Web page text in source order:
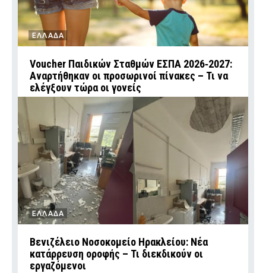
ΕΛΛΑΔΑ
Voucher Παιδικών Σταθμών ΕΣΠΑ 2026‑2027:
Αναρτήθηκαν οι προσωρινοί πίνακες – Τι να
ελέγξουν τώρα οι γονείς
ΕΛΛΑΔΑ
Βενιζέλειο Νοσοκομείο Ηρακλείου: Νέα
κατάρρευση οροφής – Τι διεκδικούν οι
εργαζόμενοι